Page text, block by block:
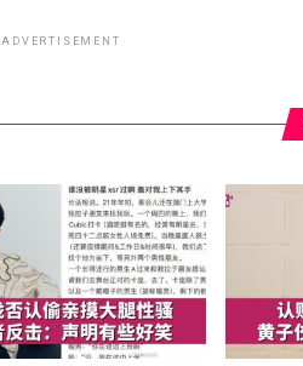
ADVERTISEMENT